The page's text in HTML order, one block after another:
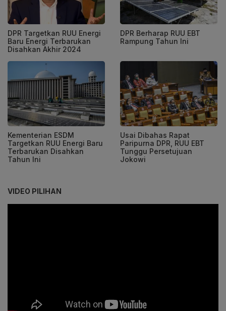
DPR Targetkan RUU Energi
Baru Energi Terbarukan
Disahkan Akhir 2024
DPR Berharap RUU EBT
Rampung Tahun Ini
Kementerian ESDM
Targetkan RUU Energi Baru
Terbarukan Disahkan
Tahun Ini
Usai Dibahas Rapat
Paripurna DPR, RUU EBT
Tunggu Persetujuan
Jokowi
VIDEO PILIHAN